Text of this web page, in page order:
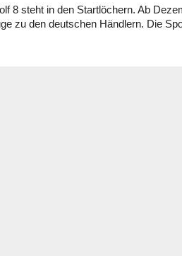
8 steht in den Startlöchern. Ab
zu den deutschen Händlern. Die